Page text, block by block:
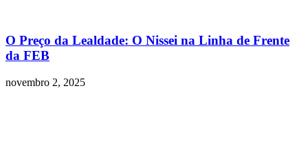
O Preço da Lealdade: O Nissei na Linha de Frente
da FEB
novembro 2, 2025